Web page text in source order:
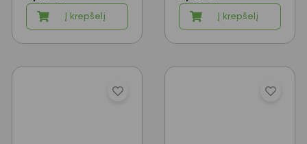
Į krepšelį Į krepšelį